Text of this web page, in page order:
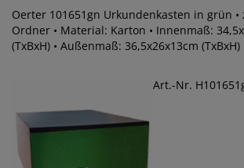
Oerter 101651gn Urkundenkasten in grün •
Ordner • Material: Karton • Innenmaß:
(TxBxH) • Außenmaß: 36,5x26x13cm
Art.-Nr.